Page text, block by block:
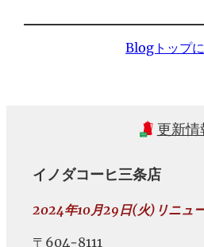
Blogトップ
更新情
イノダコーヒ三条店
2024年10月29日(火)リニュ
〒604-8111